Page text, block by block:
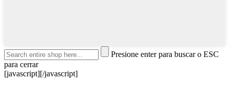
Presione enter para buscar o ESC
para cerrar
[javascript][/javascript]